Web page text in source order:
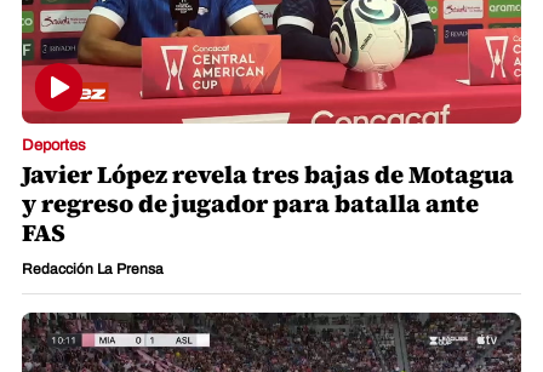
Deportes
Javier López revela tres bajas de Motagua
y regreso de jugador para batalla ante
FAS
Redacción La Prensa